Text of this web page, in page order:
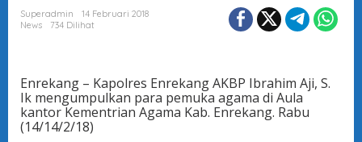
Superadmin
14 Februari 2018
News
734 Dilihat
Enrekang – Kapolres Enrekang AKBP Ibrahim Aji, S.
Ik mengumpulkan para pemuka agama di Aula
kantor Kementrian Agama Kab. Enrekang. Rabu
(14/14/2/18)